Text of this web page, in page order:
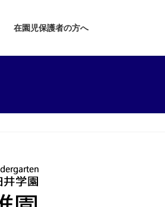
在園児保護者の方へ